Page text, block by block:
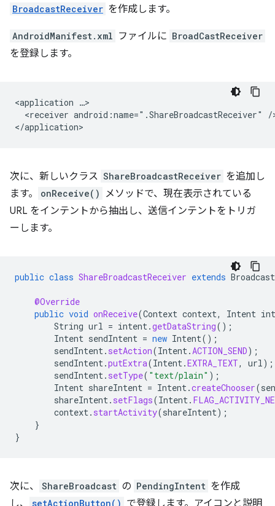
BroadcastReceiver を作成します。
AndroidManifest.xml ファイルに BroadCastReceiver
を登録します。
<application
<receiver android:name=".ShareBroadcastReceiver"
/
次に、新しいクラス ShareBroadcastReceiver を追加し
ます。
onReceive()
メソッドで、現在表示されている
URL をインテントから抽出し、送信インテントをトリガ
ーします。
public class ShareBroadcastReceiver extends
@Override
public void onReceive(Context context, Intent
String url = intent.getDataString();
Intent sendIntent = new Intent();
sendIntent. setAction(Intent.ACTION_SEND);
sendIntent.putExtra(Intent.EXTRA_TEXT, url);
sendIntent. setType( "text/plain" );
Intent shareIntent = Intent.createChooser(
shareIntent. setFlags(Intent.
context. startActivity(shareIntent);
}
}
次に、 ShareBroadcast の PendingIntent を作成
し、
setActionButton() で登録します。アイコンと説明